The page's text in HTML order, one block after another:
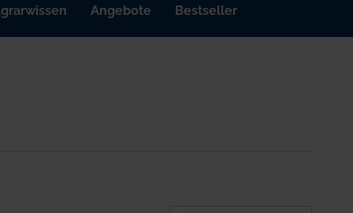
Angebote Bestseller